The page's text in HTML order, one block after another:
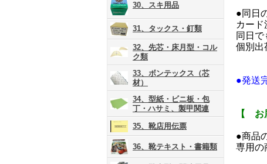
30、スキ用品
31、タックス・釘類
32、先芯・床月型・コル
ク類
33、ボンテックス（芯
材）
34、型紙・ビニ板・包
丁・ハサミ、製甲関連
35、靴店用伝票
36、靴テキスト・書籍類
●同日
カード
同日で
個別出
●発送
【 お
●商品
専用の